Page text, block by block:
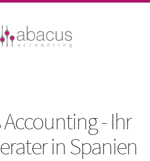
- Ihr
in Spanien